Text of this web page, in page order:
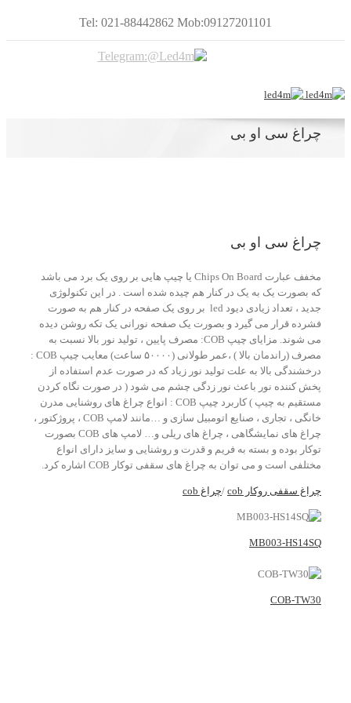
Tel: 021-88442862 Mob:09127201101
چراغ سی او بی
چراغ سی او بی
مخفف عبارت Chips On Board یا چیپ هایی بر روی یک برد می باشد
که بصورت یک به یک در کنار هم چیده شده است . در این تکنولوژی
جدید ، تعداد زیادی دیود led بر روی یک صفحه در کنار هم به صورت
فشرده قرار می گیرد و بصورت یک صفحه نورانی یک تکه روشن دیده
می شوند. مزایای چیپ COB: مصرف پایین ، تولید نور بالا نسبت به
مصرف (راندمان بالا ) ،عمر طولانی (۵۰۰۰۰ ساعت) معایب چیپ COB :
درخشندگی بالا به علت تولید نور زیاد که در صورت عدم استفاده از
پخش کننده نور باعث نور زدگی چشم می شود ( در صورت نگاه کردن
مستقیم به چیپ ) کاربرد چیپ COB : انواع چراغ های روشنایی مدرن
خانگی ، تجاری ، صنایع اتومبیل سازی و …مانند لامپ COB ، پروژکتور ،
چراغ های نمایشگاهی ، چراغ های ریلی و… لامپ های COB بصورت
توکار بوده و بسته به فریم و قدرت و روشنایی و سایز دارای انواع
مختلفی است و می توان به چراغ های سقفی توکار COB اشاره کرد.
چراغ سقفی روکار cob /چراغ cob
MB003-HS14SQ
COB-TW30